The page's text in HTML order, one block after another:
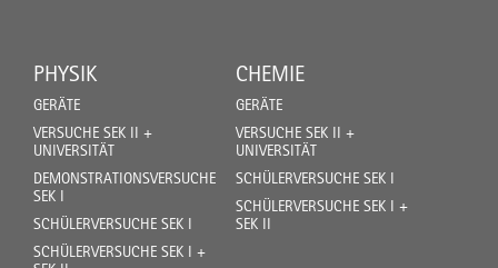
PHYSIK
GERÄTE
VERSUCHE SEK II +
UNIVERSITÄT
DEMONSTRATIONSVERSUCHE
SEK I
SCHÜLERVERSUCHE SEK I
SCHÜLERVERSUCHE SEK I +
CHEMIE
GERÄTE
VERSUCHE SEK II +
UNIVERSITÄT
SCHÜLERVERSUCHE SEK I
SCHÜLERVERSUCHE SEK I +
SEK II